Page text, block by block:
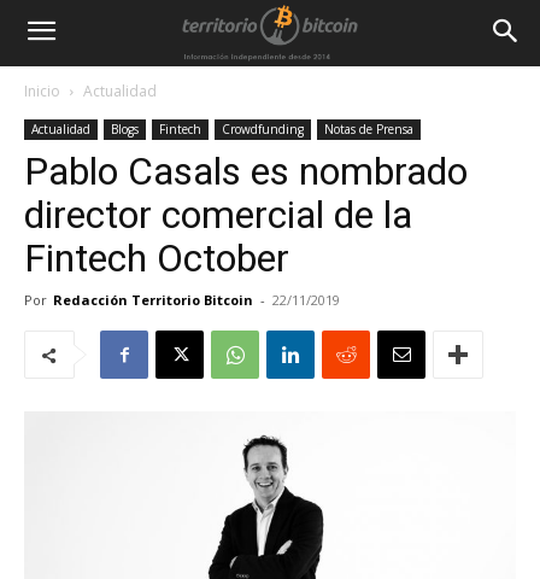
Inicio Actualidad
Actualidad Blogs Fintech Crowdfunding Notas de Prensa
Pablo Casals es nombrado
director comercial de la
Fintech October
Por Redacción Territorio Bitcoin - 22/11/2019